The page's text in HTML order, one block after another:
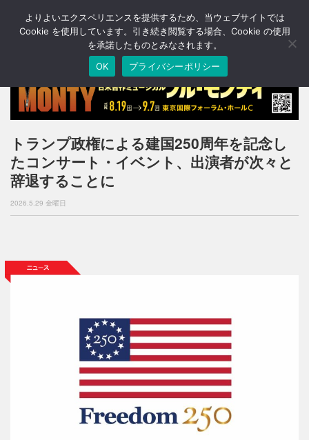
T
o
n
a
v
g
a
n
トランプ政権による建国250周年を記念し
たコンサート・イベント、出演者が次々と
辞退することに
2026.5.29 金曜日
よりよいエクスペリエンスを提供するため、当ウェブサイトでは
Cookie を使用しています。引き続き閲覧する場合、Cookie の使用
を承諾したものとみなされます。
OK
プライバシーポリシー